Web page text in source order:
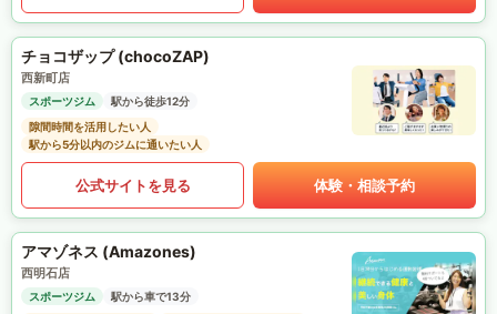
チョコザップ (chocoZAP)
西新町店
スポーツジム
駅から徒歩12分
隙間時間を活用したい人
駅から5分以内のジムに通いたい人
公式サイトを見る 体験・相談予約
アマゾネス (Amazones)
西明石店
スポーツジム
駅から車で13分